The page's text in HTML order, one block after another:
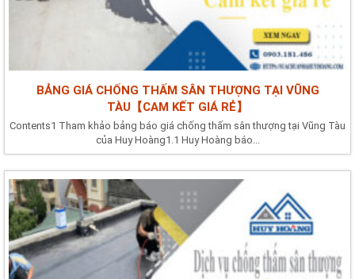
BẢNG GIÁ CHỐNG THẤM SÂN THƯỢNG TẠI VŨNG
TÀU【CAM KẾT GIÁ RẺ】
Contents1 Tham khảo bảng báo giá chống thấm sân thượng tại Vũng Tàu
của Huy Hoàng1.1 Huy Hoàng báo...